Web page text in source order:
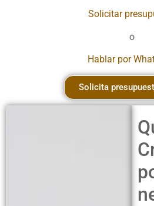
Solicitar
o
Hablar por
Solicita